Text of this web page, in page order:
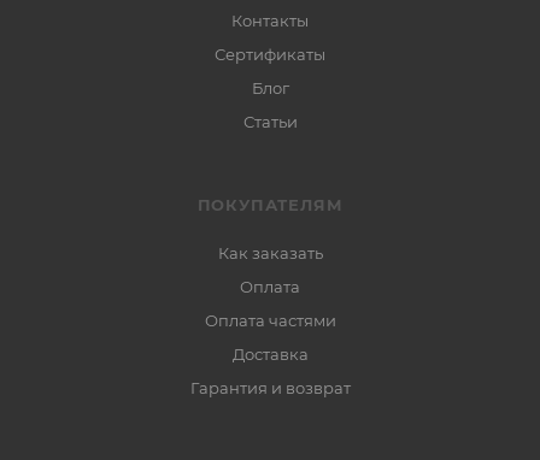
Контакты
Сертификаты
Блог
Статьи
ПОКУПАТЕЛЯМ
Как заказать
Оплата
Оплата частями
Доставка
Гарантия и возврат